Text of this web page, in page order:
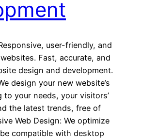
user-friendly, and
Fast, accurate, and
design and development.
design your new website’s
to your needs, your visitors’
the latest trends, free of
Web Design: We optimize
compatible with desktop